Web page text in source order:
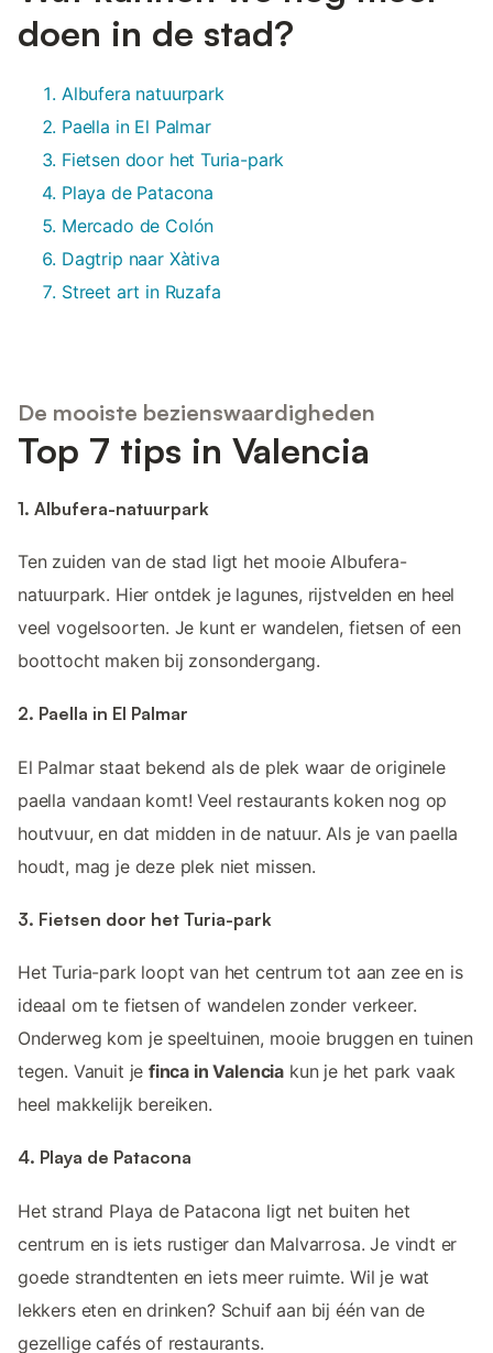
doen in de stad?
Albufera natuurpark
Paella in El Palmar
Fietsen door het Turia-park
Playa de Patacona
Mercado de Colón
Dagtrip naar Xàtiva
Street art in Ruzafa
De mooiste bezienswaardigheden
Top 7 tips in Valencia
1. Albufera-natuurpark
Ten zuiden van de stad ligt het mooie Albufera-
natuurpark. Hier ontdek je lagunes, rijstvelden en heel
veel vogelsoorten. Je kunt er wandelen, fietsen of een
boottocht maken bij zonsondergang.
2. Paella in El Palmar
El Palmar staat bekend als de plek waar de originele
paella vandaan komt! Veel restaurants koken nog op
houtvuur, en dat midden in de natuur. Als je van paella
houdt, mag je deze plek niet missen.
3. Fietsen door het Turia-park
Het Turia-park loopt van het centrum tot aan zee en is
ideaal om te fietsen of wandelen zonder verkeer.
Onderweg kom je speeltuinen, mooie bruggen en tuinen
tegen. Vanuit jefinca in Valencia kun je het park vaak
heel makkelijk bereiken.
4. Playa de Patacona
Het strand Playa de Patacona ligt net buiten het
centrum en is iets rustiger dan Malvarrosa. Je vindt er
goede strandtenten en iets meer ruimte. Wil je wat
lekkers eten en drinken? Schuif aan bij één van de
gezellige cafés of restaurants.